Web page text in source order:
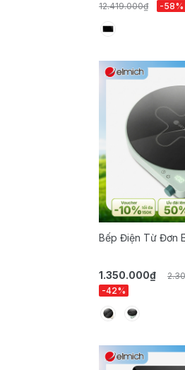
12.419.000₫ -58%
Bếp Điện Từ Đơn
1.350.000₫
-42%